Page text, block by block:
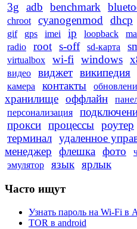
3g
adb benchmark
chroot
cyanogenmod dhcp
gif gps imei ip loopback
radio
root s-off sd-карта
virtualbox wi-fi windows
видео виджет википедия
камера контакты
хранилище оффлайн
персонализация
прокси процессы роутер
терминал удаленное
менеджер
флешка фото
эмулятор
язык ярлык
Часто ищут
Узнать пароль на Wi-Fi в
TOR в android